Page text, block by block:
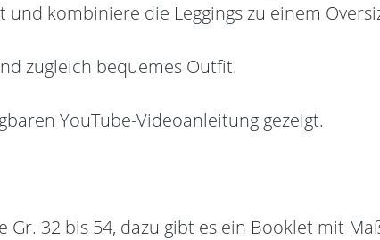
kombiniere die Leggings zu einem
zugleich bequemes Outfit.
YouTube-Videoanleitung gezeigt.
32 bis 54, dazu gibt es ein Booklet mit